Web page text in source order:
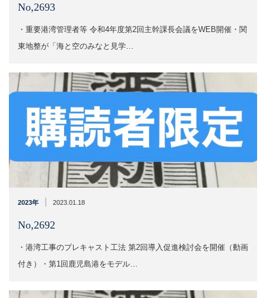
No,2693
・重要港湾管理者等 令和4年度第2回主幹課長会議をWEB開催​​・関
東地整が「海と空のみなと見学…
2023年 2023.01.18
No,2692
・港湾工事のプレキャスト工法 第2回導入促進検討会を開催​​（動画
付き）・第1回鹿児島港をモデル…